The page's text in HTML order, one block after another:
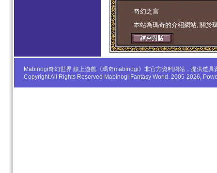
学生妹 奇幻之言
本站為瑪奇的介紹網站, 關於
Mabinogi奇幻世界 線上遊戲《瑪奇mabinogi》非官方資料網站，提供道
Copyright All Rights Reserved Mabinogi Fantasy World. 2005-2026,